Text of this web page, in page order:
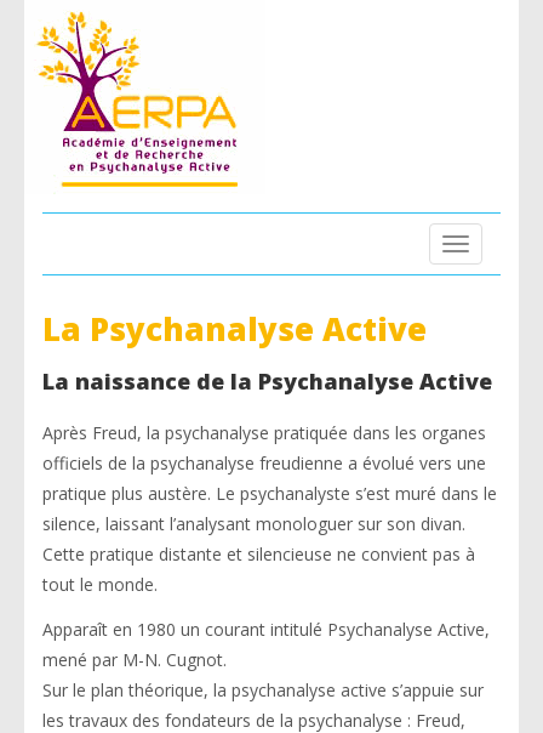
Toggle
navigation
La Psychanalyse Active
La naissance de la Psychanalyse Active
Après Freud, la psychanalyse pratiquée dans les organes
officiels de la psychanalyse freudienne a évolué vers une
pratique plus austère. Le psychanalyste s’est muré dans le
silence, laissant l’analysant monologuer sur son divan.
Cette pratique distante et silencieuse ne convient pas à
tout le monde.
Apparaît en 1980 un courant intitulé Psychanalyse Active,
mené par M-N. Cugnot.
Sur le plan théorique, la psychanalyse active s’appuie sur
les travaux des fondateurs de la psychanalyse : Freud,